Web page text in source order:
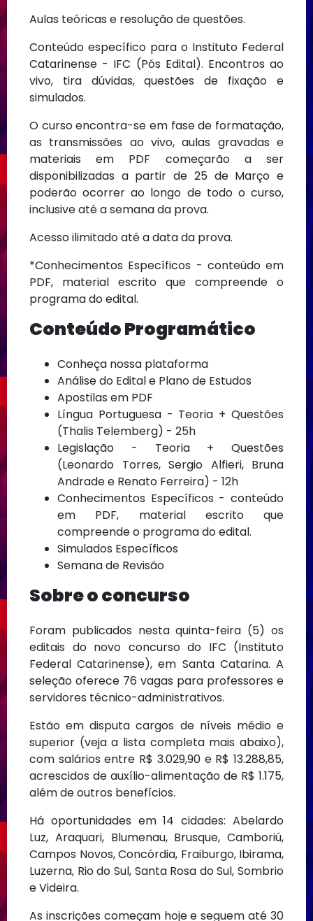
Aulas teóricas e resolução de questões.
Conteúdo específico para o Instituto Federal
Catarinense - IFC (Pós Edital). Encontros ao
vivo, tira dúvidas, questões de fixação e
simulados.
O curso encontra-se em fase de formatação,
as transmissões ao vivo, aulas gravadas e
materiais em PDF começarão a ser
disponibilizadas a partir de 25 de Março e
poderão ocorrer ao longo de todo o curso,
inclusive até a semana da prova.
Acesso ilimitado até a data da prova.
*Conhecimentos Específicos - conteúdo em
PDF, material escrito que compreende o
programa do edital.
Conteúdo Programático
Conheça nossa plataforma
Análise do Edital e Plano de Estudos
Apostilas em PDF
Língua Portuguesa - Teoria + Questões
(Thalis Telemberg) - 25h
Legislação - Teoria + Questões
(Leonardo Torres, Sergio Alfieri, Bruna
Andrade e Renato Ferreira) - 12h
Conhecimentos Específicos - conteúdo
em PDF, material escrito que
compreende o programa do edital.
Simulados Específicos
Semana de Revisão
Sobre o concurso
Foram publicados nesta quinta-feira (5) os
editais do novo concurso do IFC (Instituto
Federal Catarinense), em Santa Catarina. A
seleção oferece 76 vagas para professores e
servidores técnico-administrativos.
Estão em disputa cargos de níveis médio e
superior (veja a lista completa mais abaixo),
com salários entre R$ 3.029,90 e R$ 13.288,85,
acrescidos de auxílio-alimentação de R$ 1.175,
além de outros benefícios.
Há oportunidades em 14 cidades: Abelardo
Luz, Araquari, Blumenau, Brusque, Camboriú,
Campos Novos, Concórdia, Fraiburgo, Ibirama,
Luzerna, Rio do Sul, Santa Rosa do Sul, Sombrio
e Videira.
As inscrições começam hoje e seguem até 30